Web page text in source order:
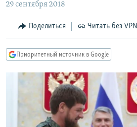
навигации
Вернутся
КУЛЬТУРА
IDEL.РЕАЛИИ
КАВКАЗ.РЕАЛИИ
СИБИРЬ.РЕАЛИИ
РАСПИСАНИЕ ВЕЩАНИЯ
ПОДПИШИТЕСЬ НА РАССЫЛКУ
29 сентября 2018
Поделиться Читать без VPN
Приоритетный источник в Google